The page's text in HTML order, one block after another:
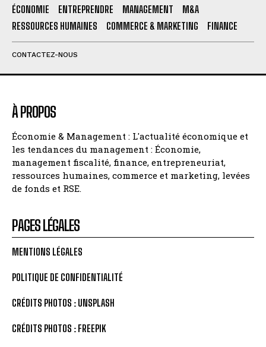
ÉCONOMIE ENTREPRENDRE MANAGEMENT
M&A
RESSOURCES HUMAINES
COMMERCE & MARKETING FINANCE
CONTACTEZ-NOUS
À PROPOS
Économie & Management : L'actualité économique et
les tendances du management : Économie,
management fiscalité, finance, entrepreneuriat,
ressources humaines, commerce et marketing, levées
de fonds et RSE.
PAGES LÉGALES
MENTIONS LÉGALES
POLITIQUE DE CONFIDENTIALITÉ
CRÉDITS PHOTOS : UNSPLASH
CRÉDITS PHOTOS : FREEPIK